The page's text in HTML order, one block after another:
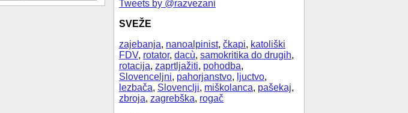
Tweets by @razvezani
SVEŽE
zajebanja, nanoalpinist, čkapi, katoliški
FDV, rotator, dacù, samokritika do drugih,
rotacija, zaprtljažiti, pohodba,
Slovenceljni, pahorjanstvo, ljuctvo,
lezbača, Slovenclji, miškolanca, pašekaj,
zbroja, zagrebška, rogač